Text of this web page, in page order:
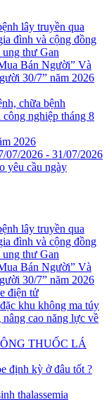
lây truyền qua
đình và cộng đồng
thư Gan
Bán Người” Và
30/7” năm 2026
chữa bệnh
nghiệp tháng 8
2026
07/2026 - 31/07/2026
yêu cầu ngày
lây truyền qua
đình và cộng đồng
thư Gan
Bán Người” Và
30/7” năm 2026
điện tử
khu không ma túy
cao năng lực về
THUỐC LÁ
định kỳ ở đâu tốt ?
thalassemia